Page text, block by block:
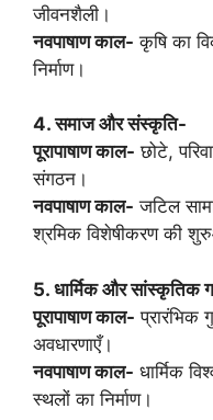
जीवनशैली।
नवपाषाण काल- कृषि का
निर्माण।
4. समाज और संस्कृति-
पूरापाषाण काल- छोटे,
संगठन।
नवपाषाण काल- जटिल
श्रमिक विशेषीकरण की
5. धार्मिक और सांस्कृतिक
पूरापाषाण काल- प्रारंभिक
अवधारणाएँ।
नवपाषाण काल- धार्मिक
स्थलों का निर्माण।